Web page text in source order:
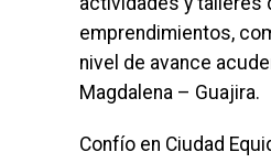
emprendimientos,
nivel de avance
Magdalena – Guajira.
Confío en Ciudad